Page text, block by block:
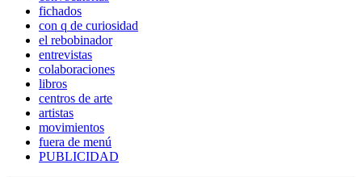
fichados
con q de curiosidad
el rebobinador
entrevistas
colaboraciones
libros
centros de arte
artistas
movimientos
fuera de menú
PUBLICIDAD